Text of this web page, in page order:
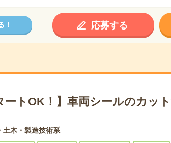
！ 応募する
ートOK！】車両シールのカッ
土木・製造技術系